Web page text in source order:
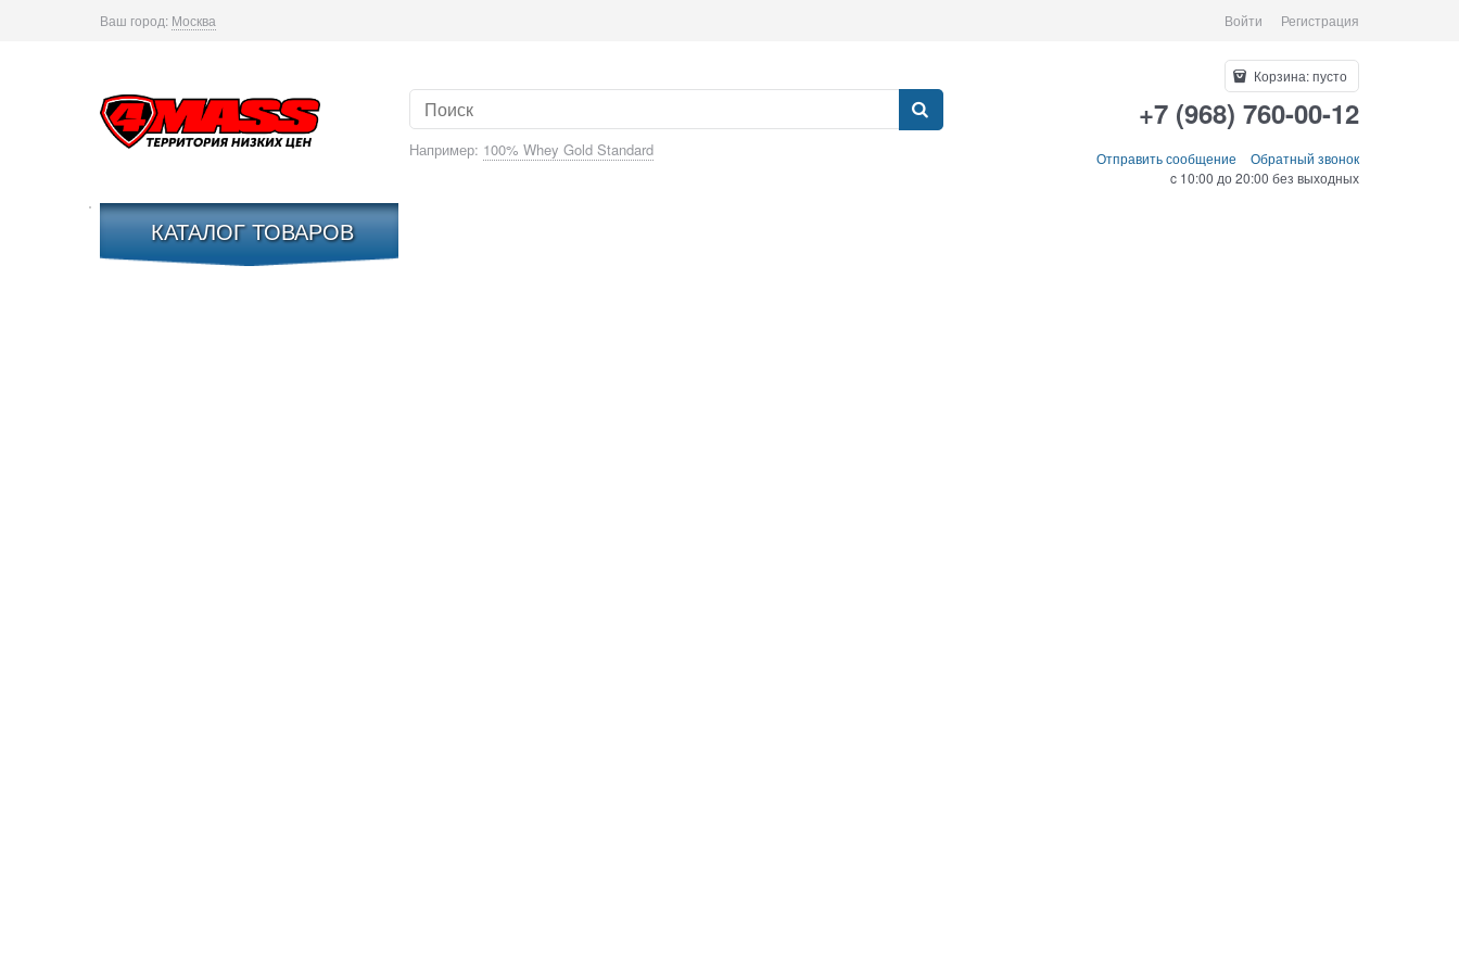
Ваш город: Москва Войти Регистрация
Например: 100% Whey Gold Standard
Корзина:пусто
+7 (968) 760-00-12
Отправить сообщение
Обратный звонок
c 10:00 до 20:00 без выходных
КАТАЛОГ ТОВАРОВ